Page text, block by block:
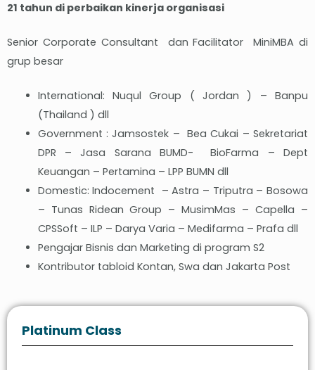
21 tahun di perbaikan kinerja organisasi
Senior Corporate Consultant dan Facilitator MiniMBA di
grup besar
International: Nuqul Group ( Jordan ) – Banpu
(Thailand ) dll
Government : Jamsostek – Bea Cukai – Sekretariat
DPR – Jasa Sarana BUMD- BioFarma – Dept
Keuangan – Pertamina – LPP BUMN dll
Domestic: Indocement – Astra – Triputra – Bosowa
– Tunas Ridean Group – MusimMas – Capella –
CPSSoft – ILP – Darya Varia – Medifarma – Prafa dll
Pengajar Bisnis dan Marketing di program S2
Kontributor tabloid Kontan, Swa dan Jakarta Post
Platinum Class